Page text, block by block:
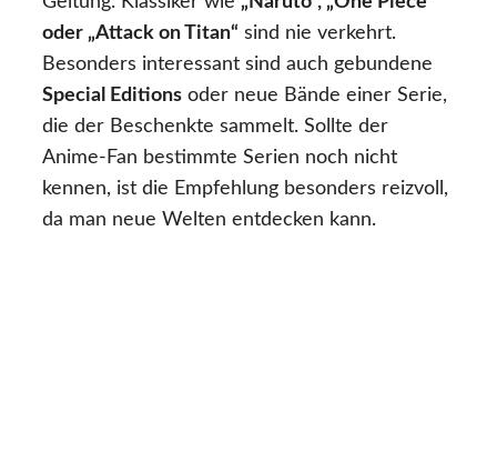
oder „Attack on Titan“ sind nie verkehrt.
Besonders interessant sind auch gebundene
Special Editions oder neue Bände einer Serie,
die der Beschenkte sammelt. Sollte der
Anime-Fan bestimmte Serien noch nicht
kennen, ist die Empfehlung besonders reizvoll,
da man neue Welten entdecken kann.